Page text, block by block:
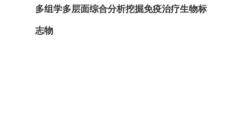
多组学多层面综合分析挖掘免疫治疗生物标
志物